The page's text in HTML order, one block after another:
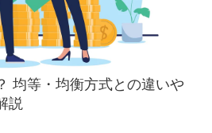
均等・均衡方式との違いや
説